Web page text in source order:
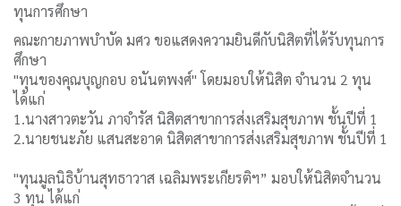
ทุนการศึกษา
คณะกายภาพบำบัด มศว ขอแสดงความยินดีกับนิสิตที่ได้รับทุนการ
ศึกษา
"ทุนของคุณบุญกอบ อนันตพงศ์" โดยมอบให้นิสิต จำนวน 2 ทุน
ได้แก่
1.นางสาวตะวัน ภาจำรัส นิสิตสาขาการส่งเสริมสุขภาพ ชั้นปีที่ 1
2.นายชนะภัย แสนสะอาด นิสิตสาขาการส่งเสริมสุขภาพ ชั้นปีที่ 1
"ทุนมูลนิธิบ้านสุทธาวาส เฉลิมพระเกียรติฯ” มอบให้นิสิตจำนวน
3 ทุน ได้แก่